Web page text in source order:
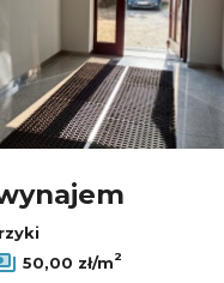
50,00 zł/m2